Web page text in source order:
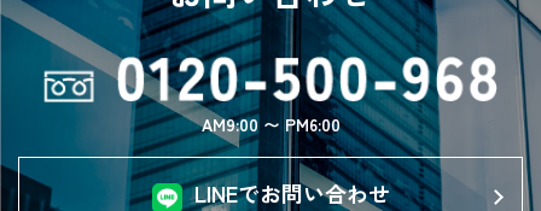
AM9:00 〜 PM6:00
LINEでお問い合わせ